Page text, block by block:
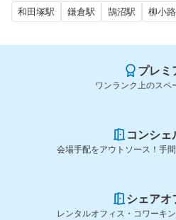
和田塚駅
鎌倉駅 鵠沼駅 柳小
プレミ
ワンランク上のスペ
コンシェ
会場手配をアウトソース！手
シェアオ
レンタルオフィス・コワーキ